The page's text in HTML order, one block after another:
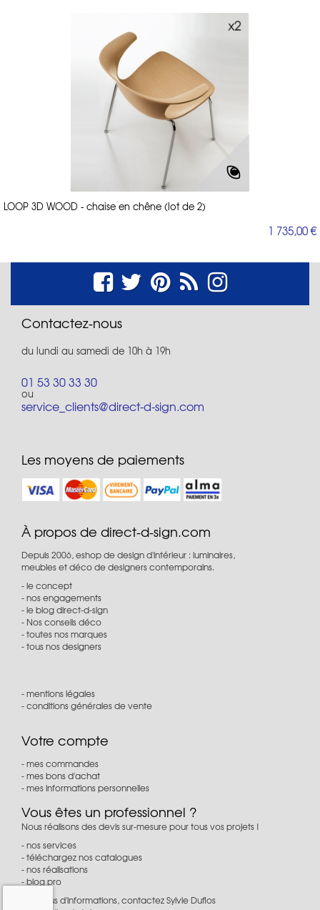
LOOP 3D WOOD - chaise en chêne (lot de 2)
1 735,00 €
Contactez-nous
du lundi au samedi de 10h à 19h
01 53 30 33 30
ou
service_clients@direct-d-sign.com
Les moyens de paiements
À propos de direct-d-sign.com
Depuis 2006, eshop de design d'intérieur : luminaires,
meubles et déco de designers contemporains.
le concept
nos engagements
le blog direct-d-sign
Nos conseils déco
toutes nos marques
tous nos designers
mentions légales
conditions générales de vente
Votre compte
mes commandes
mes bons d'achat
mes informations personnelles
Vous êtes un professionnel ?
Nous réalisons des devis sur-mesure pour tous vos projets !
nos services
téléchargez nos catalogues
nos réalisations
blog pro
Pour plus d'informations, contactez Sylvie Duflos